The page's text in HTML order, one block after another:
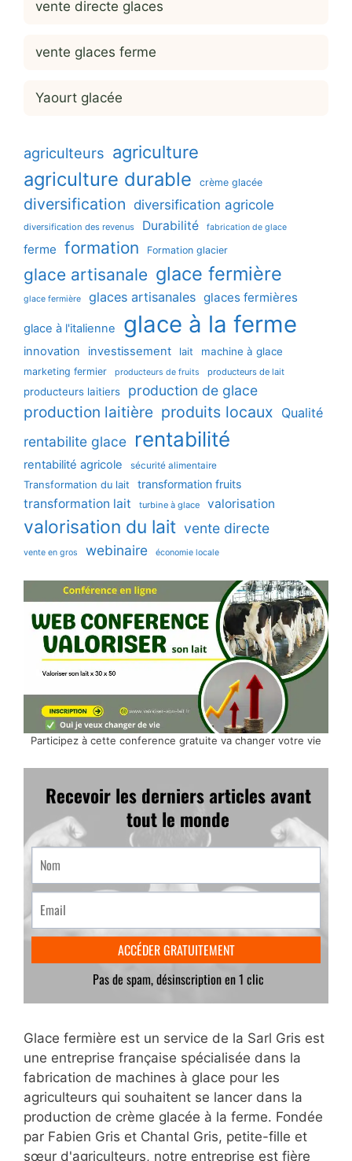
vente directe glaces
vente glaces ferme
Yaourt glacée
agriculteurs agriculture
agriculture durable crème glacée
diversification diversification agricole
diversification des revenus Durabilité fabrication de glace
ferme formation Formation glacier
glace artisanale glace fermière
glace fermière glaces artisanales glaces fermières
glace à l'italienne glace à la ferme
innovation investissement lait machine à glace
marketing fermier producteurs de fruits producteurs de lait
producteurs laitiers production de glace
production laitière produits locaux Qualité
rentabilite glace rentabilité
rentabilité agricole sécurité alimentaire
Transformation du lait transformation fruits
transformation lait turbine à glace valorisation
valorisation du lait vente directe
vente en gros webinaire économie locale
Participez à cette conference gratuite va changer votre vie
Glace fermière est un service de la Sarl Gris est
une entreprise française spécialisée dans la
fabrication de machines à glace pour les
agriculteurs qui souhaitent se lancer dans la
production de crème glacée à la ferme. Fondée
par Fabien Gris et Chantal Gris, petite-fille et
sœur d'agriculteurs, notre entreprise est fière